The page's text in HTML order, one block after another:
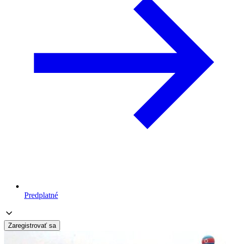
Predplatné
Zaregistrovať sa